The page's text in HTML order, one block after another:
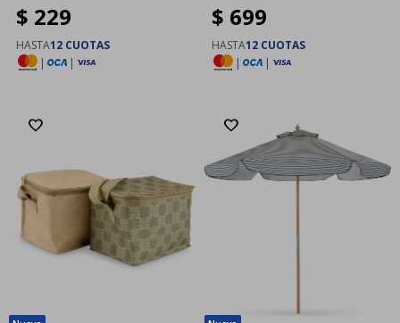
$ 229
HASTA12 CUOTAS
|
|
$ 699
HASTA12 CUOTAS
|
|